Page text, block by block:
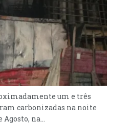
um e três
carbonizadas na noite
na...